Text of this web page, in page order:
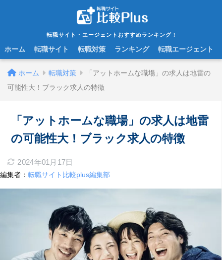
転職サイト・エージェントおすすめランキング！
ホーム 転職サイト 転職対策 ランキング 転職エージェント
ホーム 転職対策
「アットホームな職場」の求人は地雷の
可能性大！ブラック求人の特徴
「アットホームな職場」の求人は地雷
の可能性大！ブラック求人の特徴
2024年01月17日
編集者： 転職サイト比較plus編集部